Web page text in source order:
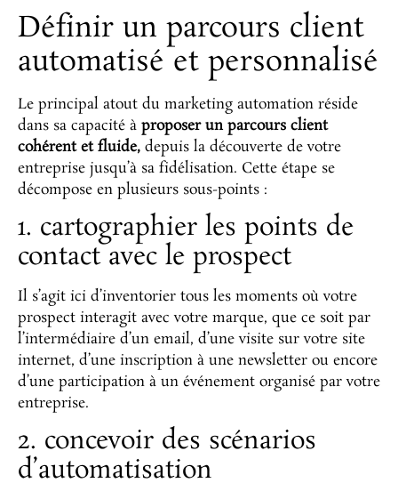
Définir un parcours client
automatisé et personnalisé
Le principal atout du marketing automation réside
dans sa capacité à proposer un parcours client
cohérent et fluide, depuis la découverte de votre
entreprise jusqu’à sa fidélisation. Cette étape se
décompose en plusieurs sous-points :
1. cartographier les points de
contact avec le prospect
Il s’agit ici d’inventorier tous les moments où votre
prospect interagit avec votre marque, que ce soit par
l’intermédiaire d’un email, d’une visite sur votre site
internet, d’une inscription à une newsletter ou encore
d’une participation à un événement organisé par votre
entreprise.
2. concevoir des scénarios
d’automatisation